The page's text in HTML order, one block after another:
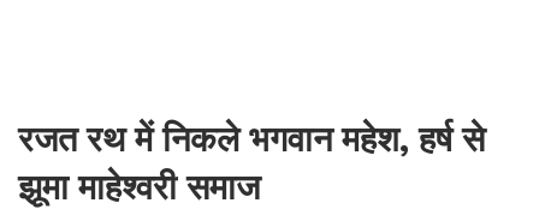
रजत रथ में निकले भगवान महेश, हर्ष से
झूमा माहेश्वरी समाज